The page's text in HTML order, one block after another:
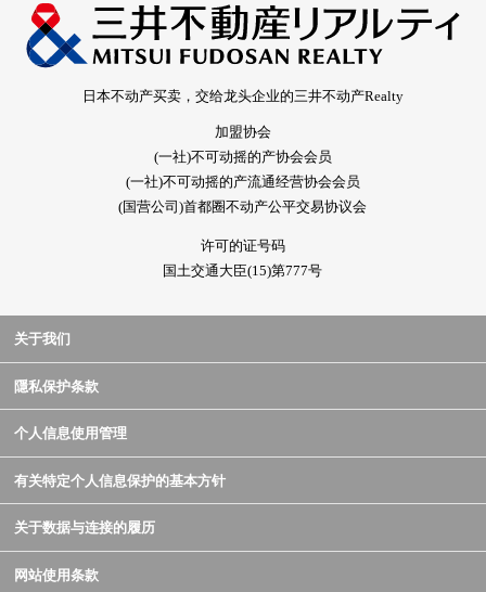
日本不动产买卖，交给龙头企业的三井不动产Realty
加盟协会
(一社)不可动摇的产协会会员
(一社)不可动摇的产流通经营协会会员
(国营公司)首都圈不动产公平交易协议会
许可的证号码
国土交通大臣(15)第777号
关于我们
隱私保护条款
个人信息使用管理
有关特定个人信息保护的基本方针
关于数据与连接的履历
网站使用条款